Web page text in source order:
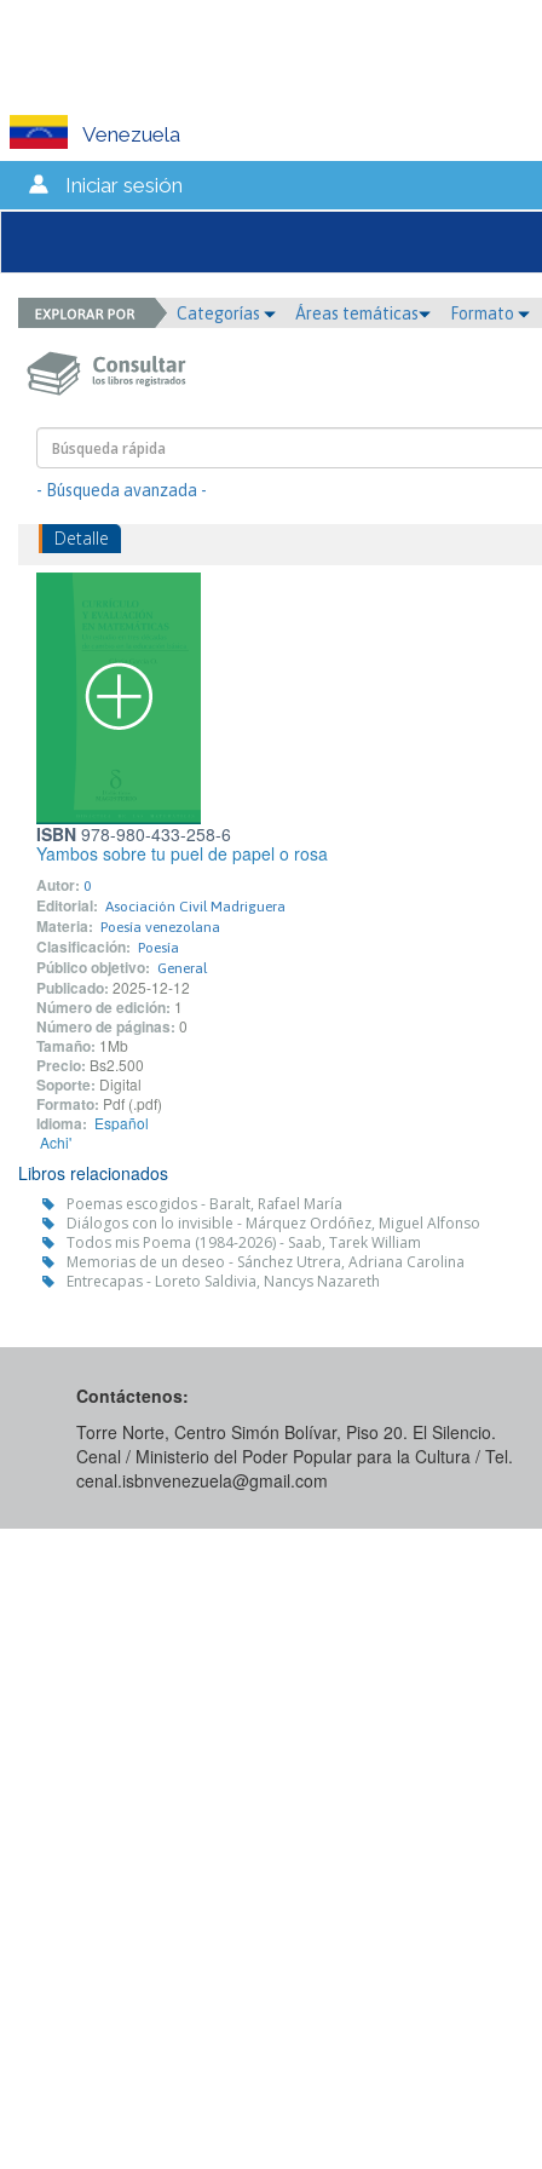
Venezuela
Iniciar sesión
Categorías Áreas temáticas Formato
- Búsqueda avanzada -
Detalle
ISBN 978-980-433-258-6
Yambos sobre tu puel de papel o rosa
Autor: 0
Editorial: Asociación Civil Madriguera
Materia: Poesía venezolana
Clasificación: Poesía
Público objetivo: General
Publicado: 2025-12-12
Número de edición: 1
Número de páginas: 0
Tamaño: 1Mb
Precio: Bs2.500
Soporte: Digital
Formato: Pdf (.pdf)
Idioma: Español
Achi'
Libros relacionados
Poemas escogidos - Baralt, Rafael María
Diálogos con lo invisible - Márquez Ordóñez, Miguel Alfonso
Todos mis Poema (1984-2026) - Saab, Tarek William
Memorias de un deseo - Sánchez Utrera, Adriana Carolina
Entrecapas - Loreto Saldivia, Nancys Nazareth
Contáctenos:
Torre Norte, Centro Simón Bolívar, Piso 20. El Silencio.
Cenal / Ministerio del Poder Popular para la Cultura / Tel.
cenal.isbnvenezuela@gmail.com